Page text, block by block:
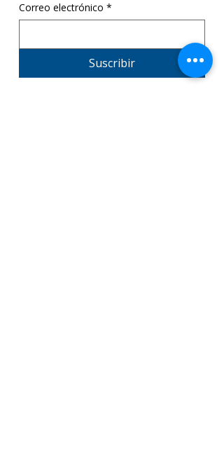
Correo electrónico *
Suscribir